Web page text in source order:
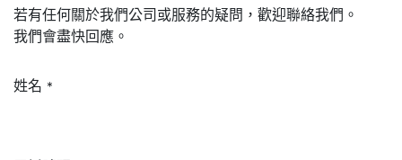
若有任何關於我們公司或服務的疑問，歡迎聯絡我們。
我們會盡快回應。
姓名 *